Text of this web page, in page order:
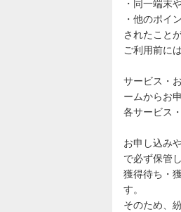
・他のポイ
されたこと
ご利用前に
サービス・
ームからお
各サービス
お申し込み
で必ず保管
獲得待ち・
す。
そのため、